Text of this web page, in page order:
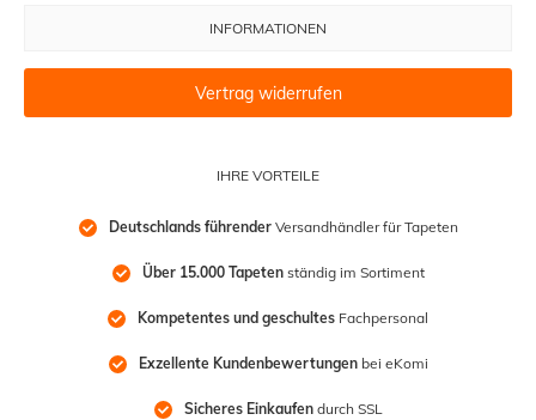
IHRE VORTEILE
Deutschlands führender Versandhändler für Tapeten
Über 15.000 Tapeten ständig im Sortiment
Kompetentes und geschultes Fachpersonal
Exzellente Kundenbewertungen bei eKomi
Sicheres Einkaufen durch SSL
INFORMATIONEN
Vertrag widerrufen